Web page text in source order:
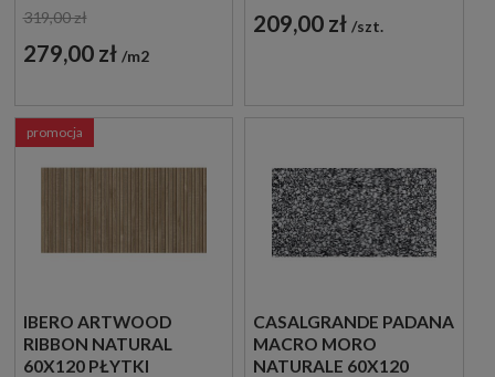
DREWNO
319,00 zł
279,00 zł m2
DEKORACYJNA
ŚCIENNA
209,00 zł szt.
IBERO ARTWOOD
RIBBON NATURAL
60X120 PŁYTKI
promocja
CASALGRANDE PADANA
MACRO MORO
NATURALE 60X120